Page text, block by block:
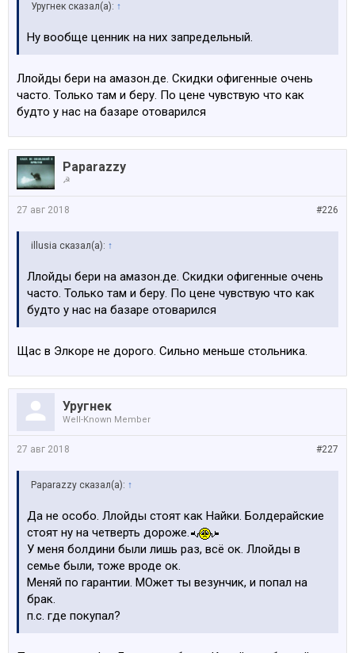
Уругнек сказал(а): ↑
Ну вообще ценник на них запредельный.
Ллойды бери на амазон.де. Скидки офигенные очень
часто. Только там и беру. По цене чувствую что как
будто у нас на базаре отоварился
Paparazzy
☭
#226
27 авг 2018
illusia сказал(а): ↑
Ллойды бери на амазон.де. Скидки офигенные очень
часто. Только там и беру. По цене чувствую что как
будто у нас на базаре отоварился
Щас в Элкоре не дорого. Сильно меньше стольника.
Уругнек
Well-Known Member
#227
27 авг 2018
Paparazzy сказал(а): ↑
Да не особо. Ллойды стоят как Найки. Болдерайские
стоят ну на четверть дороже.
У меня болдини были лишь раз, всё ок. Ллойды в
семье были, тоже вроде ок.
Меняй по гарантии. МОжет ты везунчик, и попал на
брак.
п.с. где покупал?